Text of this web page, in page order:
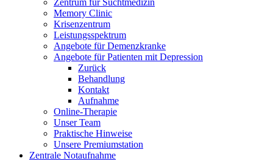
Zentrum für Suchtmedizin
Memory Clinic
Krisenzentrum
Leistungsspektrum
Angebote für Demenzkranke
Angebote für Patienten mit Depression
Zurück
Behandlung
Kontakt
Aufnahme
Online-Therapie
Unser Team
Praktische Hinweise
Unsere Premiumstation
Zentrale Notaufnahme